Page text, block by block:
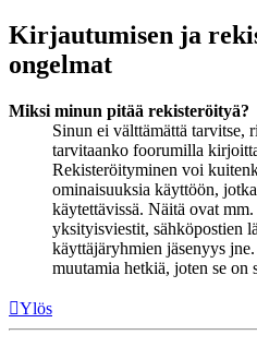
Kirjautumisen ja
ongelmat
Miksi minun pitää rekisteröityä?
Sinun ei välttämättä tarvitse,
tarvitaanko foorumilla
Rekisteröityminen voi
ominaisuuksia käyttöön,
käytettävissä. Näitä ovat
yksityisviestit, sähköpostien
käyttäjäryhmien jäsenyys
muutamia hetkiä, joten se on
Ylös